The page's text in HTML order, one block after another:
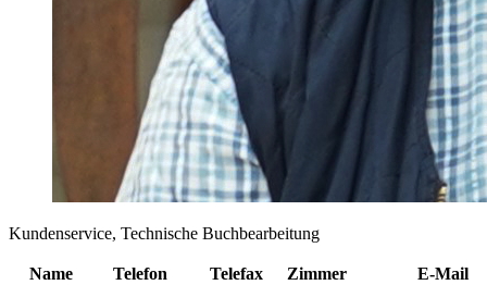
Kundenservice, Technische Buchbearbeitung
Name Telefon Telefax Zimmer
E-Mail